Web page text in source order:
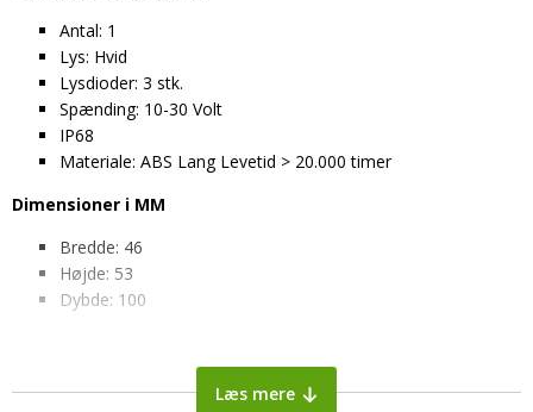
Antal: 1
Lys: Hvid
Lysdioder: 3 stk.
Spænding: 10-30 Volt
IP68
Materiale: ABS Lang Levetid > 20.000 timer
Dimensioner i MM
Bredde: 46
Højde: 53
Dybde: 100
traktor og lastbiler.Læs mere